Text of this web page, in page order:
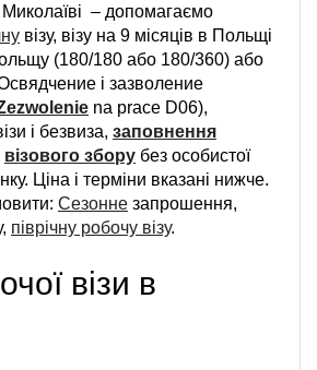
– допомагаємо
візу, візу на 9 місяців в Польщі
(180/180 або 180/360) або
і зазволение
na prace D06),
і безвиза, заповнення
візового збору без особистої
Ціна і терміни вказані нижче.
Сезонне запрошення,
піврічну робочу візу.
візи в